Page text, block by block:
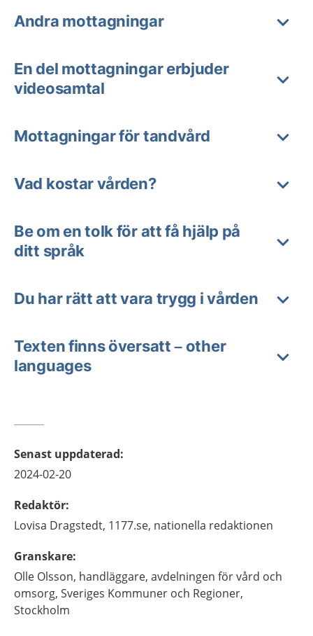
Andra mottagningar
En del mottagningar erbjuder
videosamtal
Mottagningar för tandvård
Vad kostar vården?
Be om en tolk för att få hjälp på
ditt språk
Du har rätt att vara trygg i vården
Texten finns översatt – other
languages
Senast uppdaterad:
2024-02-20
Redaktör:
Lovisa Dragstedt, 1177.se, nationella redaktionen
Granskare:
Olle Olsson, handläggare, avdelningen för vård och
omsorg, Sveriges Kommuner och Regioner,
Stockholm